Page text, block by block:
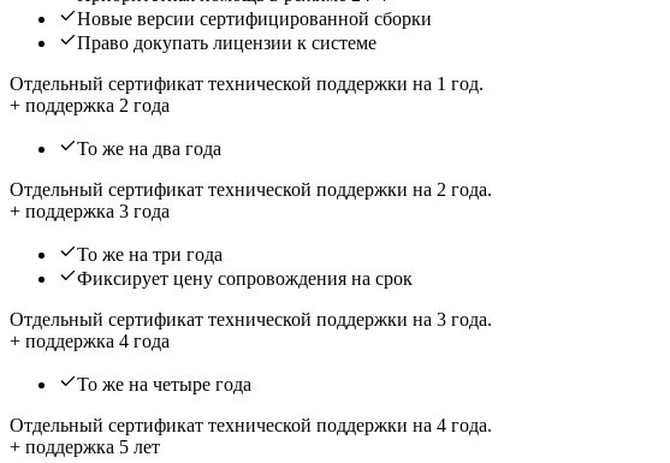
Новые версии сертифицированной сборки
Право докупать лицензии к системе
Отдельный сертификат технической поддержки на 1 год.
+ поддержка 2 года
То же на два года
Отдельный сертификат технической поддержки на 2 года.
+ поддержка 3 года
То же на три года
Фиксирует цену сопровождения на срок
Отдельный сертификат технической поддержки на 3 года.
+ поддержка 4 года
То же на четыре года
Отдельный сертификат технической поддержки на 4 года.
+ поддержка 5 лет